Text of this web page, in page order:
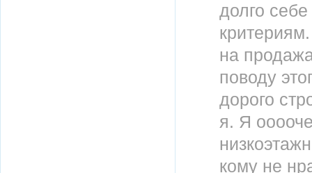
долго
на
поводу
дорого
я. Я
кому не